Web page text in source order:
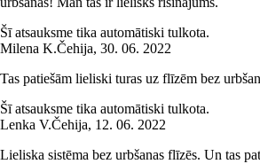
Šī atsauksme tika automātiski tulkota.
Milena K.Čehija, 30. 06. 2022
Tas patiešām lieliski turas uz flīzēm bez
Šī atsauksme tika automātiski tulkota.
Lenka V.Čehija, 12. 06. 2022
Lieliska sistēma bez urbšanas flīzēs. Un tas